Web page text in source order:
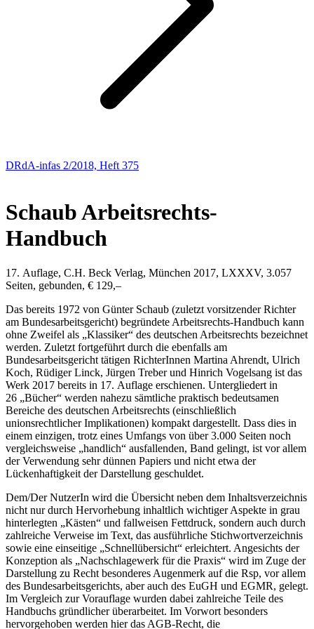
DRdA-infas 2/2018, Heft 375
SchaubArbeitsrechts-
Handbuch
17. Auflage, C.H. Beck Verlag, München 2017, LXXXV, 3.057
Seiten, gebunden, € 129,–
Das bereits 1972 von Günter Schaub (zuletzt vorsitzender Richter
am Bundesarbeitsgericht) begründete Arbeitsrechts-Handbuch kann
ohne Zweifel als „Klassiker“ des deutschen Arbeitsrechts bezeichnet
werden. Zuletzt fortgeführt durch die ebenfalls am
Bundesarbeitsgericht tätigen RichterInnen Martina Ahrendt, Ulrich
Koch, Rüdiger Linck, Jürgen Treberund Hinrich Vogelsang ist das
Werk 2017 bereits in 17. Auflage erschienen. Untergliedert in
26 „Bücher“ werden nahezu sämtliche praktisch bedeutsamen
Bereiche des deutschen Arbeitsrechts (einschließlich
unionsrechtlicher Implikationen) kompakt dargestellt. Dass dies in
einem einzigen, trotz eines Umfangs von über 3.000 Seiten noch
vergleichsweise „handlich“ ausfallenden, Band gelingt, ist vor allem
der Verwendung sehr dünnen Papiers und nicht etwa der
Lückenhaftigkeit der Darstellung geschuldet.
Dem/Der NutzerIn wird die Übersicht neben dem Inhaltsverzeichnis
nicht nur durch Hervorhebung inhaltlich wichtiger Aspekte in grau
hinterlegten „Kästen“ und fallweisen Fettdruck, sondern auch durch
zahlreiche Verweise im Text, das ausführliche Stichwortverzeichnis
sowie eine einseitige „Schnellübersicht“ erleichtert. Angesichts der
Konzeption als „Nachschlagewerk für die Praxis“ wird im Zuge der
Darstellung zu Recht besonderes Augenmerk auf die Rsp, vor allem
des Bundesarbeitsgerichts, aber auch des EuGH und EGMR, gelegt.
Im Vergleich zur Vorauflage wurden dabei zahlreiche Teile des
Handbuchs gründlicher überarbeitet. Im Vorwort besonders
hervorgehoben werden hier das AGB-Recht, die